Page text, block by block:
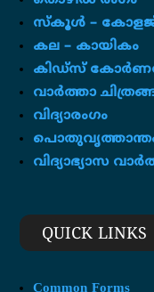
സ്‌കൂൾ –
കല – കായികം
കിഡ്സ്
വാർത്താ
വിദ്യാരംഗം
വിദ്യാഭ്യാസ
QUICK LINKS
Common Forms